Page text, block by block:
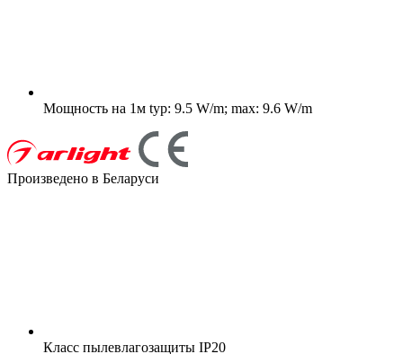
Мощность на 1м typ: 9.5 W/m; max: 9.6 W/m
Произведено в Беларуси
Класс пылевлагозащиты IP20